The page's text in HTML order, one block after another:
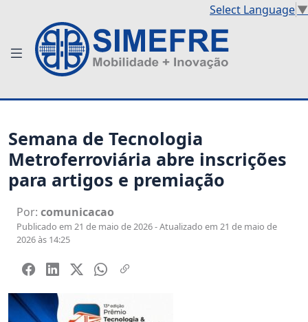
Select Language▼
Semana de Tecnologia
Metroferroviária abre inscrições
para artigos e premiação
Por: comunicacao
Publicado em 21 de maio de 2026 - Atualizado em 21 de maio de
2026 às 14:25